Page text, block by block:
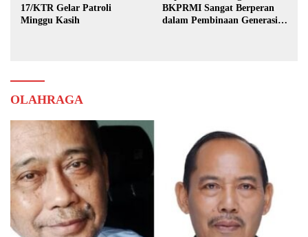
17/KTR Gelar Patroli
Minggu Kasih
BKPRMI Sangat Berperan
dalam Pembinaan Generasi
OLAHRAGA